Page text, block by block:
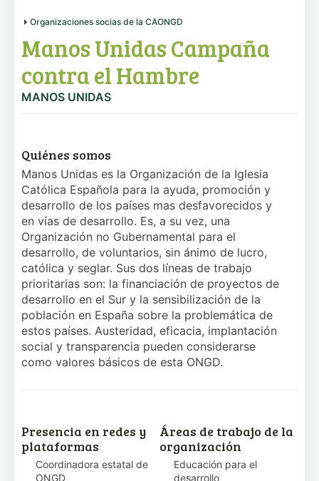
Organizaciones socias de la CAONGD
Manos Unidas Campaña
contra el Hambre
MANOS UNIDAS
Quiénes somos
Manos Unidas es la Organización de la Iglesia
Católica Española para la ayuda, promoción y
desarrollo de los países mas desfavorecidos y
en vías de desarrollo. Es, a su vez, una
Organización no Gubernamental para el
desarrollo, de voluntarios, sin ánimo de lucro,
católica y seglar. Sus dos líneas de trabajo
prioritarias son: la financiación de proyectos de
desarrollo en el Sur y la sensibilización de la
población en España sobre la problemática de
estos países. Austeridad, eficacia, implantación
social y transparencia pueden considerarse
como valores básicos de esta ONGD.
Presencia en redes y
plataformas
Coordinadora estatal de
ONGD
Áreas de trabajo de la
organización
Educación para el
desarrollo